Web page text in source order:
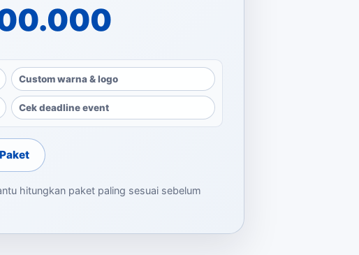
Rp9.500.000.
Rp5.000.000.
Custom warna & logo
Cek deadline event
hitungkan paket paling sesuai sebelum